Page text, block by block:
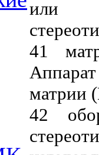
или
41
матрии
42